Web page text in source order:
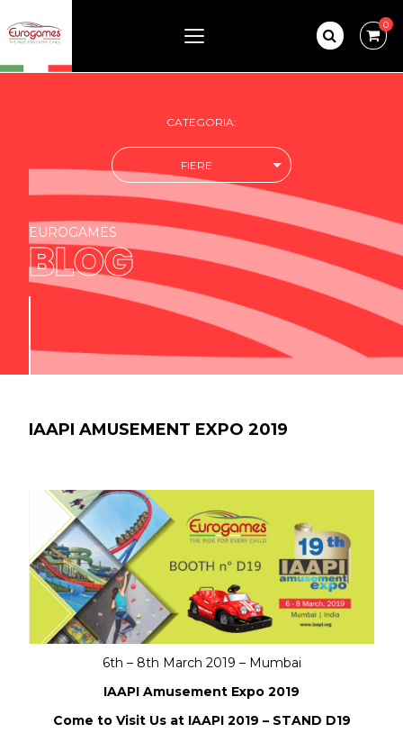
0
CATEGORIA:
FIERE
EUROGAMES
BLOG
IAAPI AMUSEMENT EXPO 2019
6th – 8th March 2019 – Mumbai
IAAPI Amusement Expo 2019
Come to Visit Us at IAAPI 2019 – STAND D19